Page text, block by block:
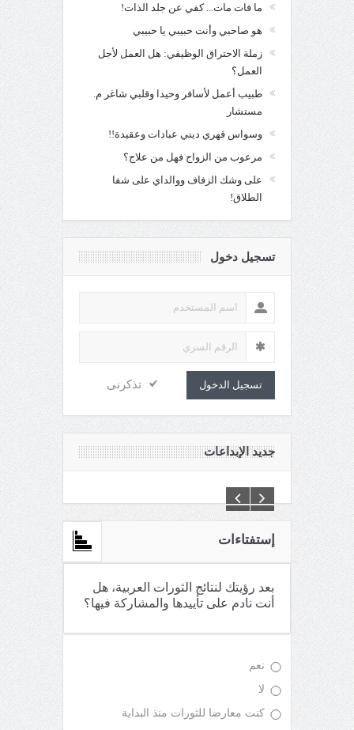
ما فات مات... كفي عن جلد الذات!
هو صاحبي وأنت حبيبي يا حبيبي
زملة الاحتراق الوظيفي: هل العمل لأجل
العمل؟
طبيب أعمل لأسافر وحيدا وقلبي شاغر م.
مستشار
وسواس قهري ديني عبادات وعقيدة!!
مرعوب من الزواج فهل من علاج؟
على وشك الزفاف ووالداي على شفا
الطلاق!
تسجيل دخول
تسجيل الدخول تذكرنى
جديد الإبداعات
إستفتاءات
بعد رؤيتك لنتائج الثورات العربية، هل
أنت نادم على تأييدها والمشاركة فيها؟
نعم
لا
كنت معارضا للثورات منذ البداية